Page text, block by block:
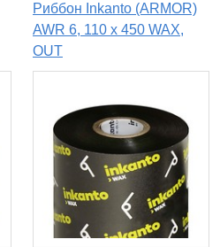
Риббон Inkanto (ARMOR)
AWR 6, 110 х 450 WAX,
OUT